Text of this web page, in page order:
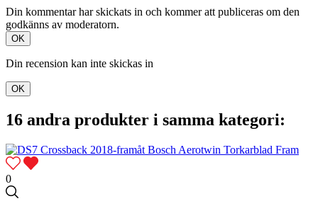
Din kommentar har skickats in och kommer att publiceras om den
godkänns av moderatorn.
OK
Din recension kan inte skickas in
OK
16 andra produkter i samma kategori:
0